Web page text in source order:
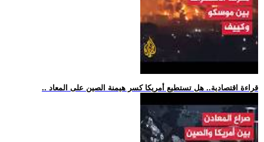
.. قراءة اقتصادية.. هل تستطيع أمريكا كسر هيمنة الصين على المعاد